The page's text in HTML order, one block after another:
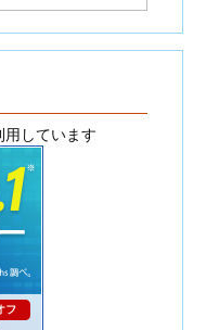
用しています